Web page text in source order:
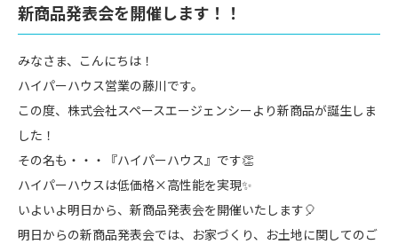
新商品発表会を開催します！！
みなさま、こんにちは！
ハイパーハウス営業の藤川です。
この度、株式会社スペースエージェンシーより新商品が誕生しま
した！
その名も・・・『ハイパーハウス』です👏
ハイパーハウスは低価格×高性能を実現✨
いよいよ明日から、新商品発表会を開催いたします🎈
明日からの新商品発表会では、お家づくり、お土地に関してのご